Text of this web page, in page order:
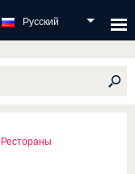
Русский
Рестораны